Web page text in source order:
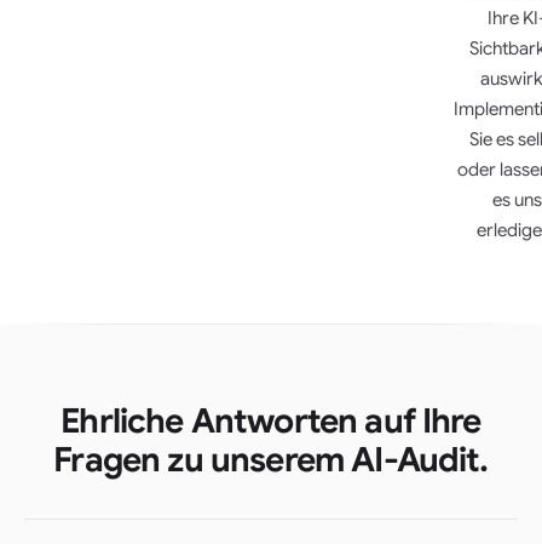
Ihre
Sie es
oder
es uns
Ehrliche Antworten auf Ihre
Fragen zu unserem AI-Audit.